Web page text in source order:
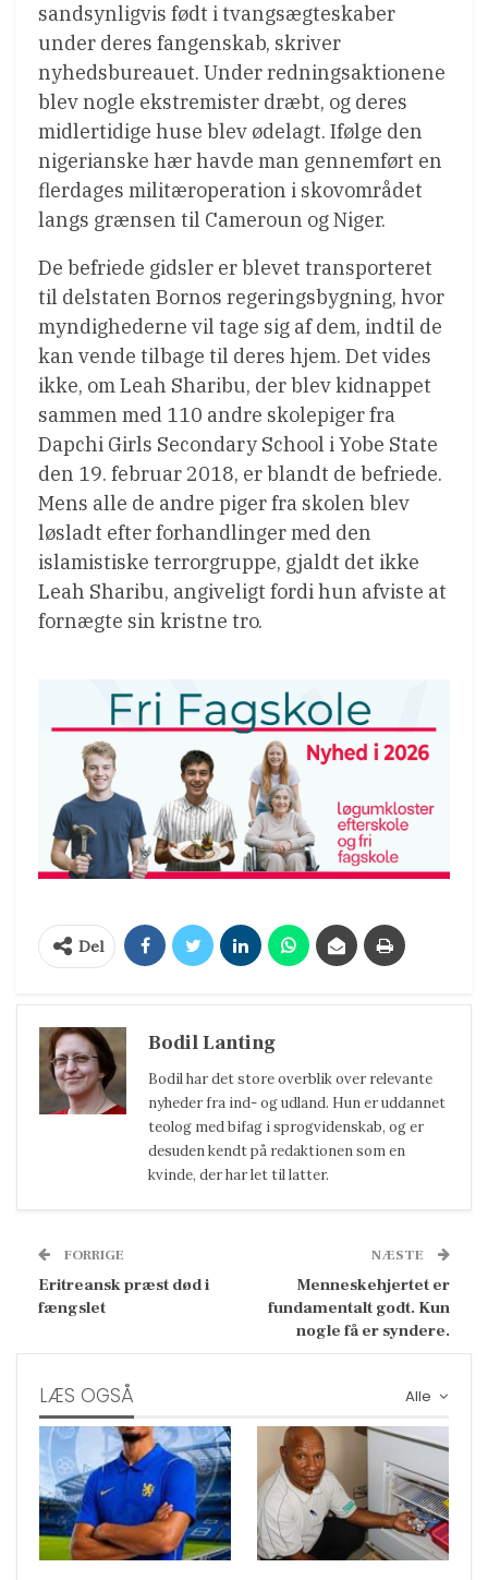
sandsynligvis født i tvangsægteskaber
under deres fangenskab, skriver
nyhedsbureauet. Under redningsaktionene
blev nogle ekstremister dræbt, og deres
midlertidige huse blev ødelagt. Ifølge den
nigerianske hær havde man gennemført en
flerdages militæroperation i skovområdet
langs grænsen til Cameroun og Niger.
De befriede gidsler er blevet transporteret
til delstaten Bornos regeringsbygning, hvor
myndighederne vil tage sig af dem, indtil de
kan vende tilbage til deres hjem. Det vides
ikke, om Leah Sharibu, der blev kidnappet
sammen med 110 andre skolepiger fra
Dapchi Girls Secondary School i Yobe State
den 19. februar 2018, er blandt de befriede.
Mens alle de andre piger fra skolen blev
løsladt efter forhandlinger med den
islamistiske terrorgruppe, gjaldt det ikke
Leah Sharibu, angiveligt fordi hun afviste at
fornægte sin kristne tro.
Del
Bodil Lanting
Bodil har det store overblik over relevante
nyheder fra ind- og udland. Hun er uddannet
teolog med bifag i sprogvidenskab, og er
desuden kendt på redaktionen som en
kvinde, der har let til latter.
FORRIGE
Eritreansk præst død i
fængslet
NÆSTE
Menneskehjertet er
fundamentalt godt. Kun
nogle få er syndere.
Alle
LÆS OGSÅ